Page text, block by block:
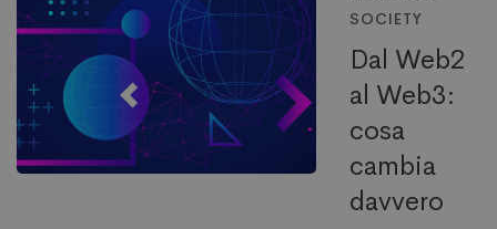
SOCIETY
Dal Web2
al Web3:
cosa
cambia
davvero